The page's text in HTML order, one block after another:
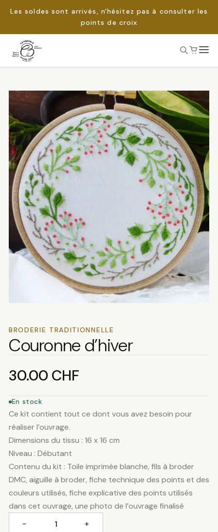
Les soldes sont arrivés, n'hésitez pas à consulter les
points de croix
Passer
BRODERIE TRADITIONNELLE
Couronne d’hiver
30.00 CHF
En stock
Ce kit contient tout ce dont vous avez besoin pour
réaliser l’ouvrage.
Dimensions du tissu : 16 x 16 cm
Niveau : Débutant
Contenu du kit : Toile imprimée blanche, fils à broder
DMC, aiguille à broder, fiche technique des points et des
couleurs utilisés, fiche explicative des points utilisés
dans cet ouvrage, une photo de l’ouvrage finalisé
− +